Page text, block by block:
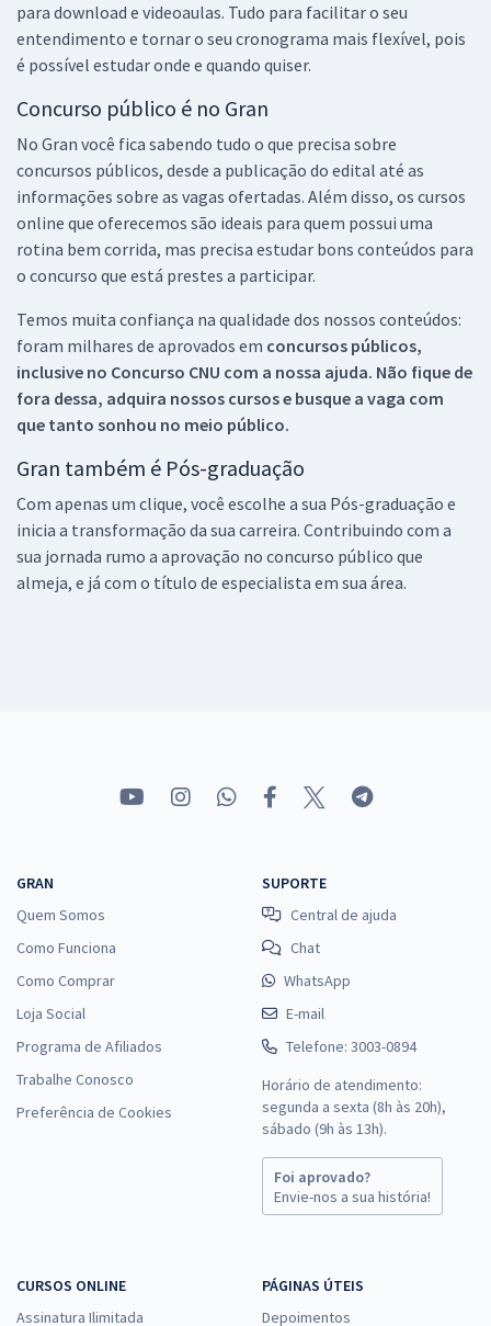
para download e videoaulas. Tudo para facilitar o seu
entendimento e tornar o seu cronograma mais flexível, pois
é possível estudar onde e quando quiser.
Concurso público é no Gran
No Gran você fica sabendo tudo o que precisa sobre
concursos públicos, desde a publicação do edital até as
informações sobre as vagas ofertadas. Além disso, os cursos
online que oferecemos são ideais para quem possui uma
rotina bem corrida, mas precisa estudar bons conteúdos para
o concurso que está prestes a participar.
Temos muita confiança na qualidade dos nossos conteúdos:
foram milhares de aprovados em concursos públicos,
inclusive no Concurso CNU com a nossa ajuda. Não fique de
fora dessa, adquira nossos cursos e busque a vaga com
que tanto sonhou no meio público.
Gran também é Pós-graduação
Com apenas um clique, você escolhe a sua Pós-graduação e
inicia a transformação da sua carreira. Contribuindo com a
sua jornada rumo a aprovação no concurso público que
almeja, e já com o título de especialista em sua área.
GRAN
Quem Somos
Como Funciona
Como Comprar
Loja Social
Programa de Afiliados
Trabalhe Conosco
Preferência de Cookies
SUPORTE
Central de ajuda
Chat
WhatsApp
E-mail
Telefone: 3003-0894
Horário de atendimento:
segunda a sexta (8h às 20h),
sábado (9h às 13h).
Foi aprovado?
Envie-nos a sua história!
CURSOS ONLINE
Assinatura Ilimitada
PÁGINAS ÚTEIS
Depoimentos